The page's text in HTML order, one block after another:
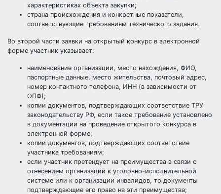
характеристиках объекта закупки;
страна происхождения и конкретные показатели,
соответствующие требованиям технического задания.
Во второй части заявки на открытый конкурс в электронной
форме участник указывает:
наименование организации, место нахождения, ФИО,
паспортные данные, место жительства, почтовый адрес,
номер контактного телефона, ИНН (в зависимости от
ОПФ);
копии документов, подтверждающих соответствие ТРУ
законодательству РФ, если такое требование установлено
в документации на проведение открытого конкурса в
электронной форме;
копии документов, подтверждающих соответствие
участника требованиям;
если участник претендует на преимущества в связи с
отнесением организации к уголовно-исполнительной
системе или к организации инвалидов, то документы
подтверждающие его право на эти преимущества;